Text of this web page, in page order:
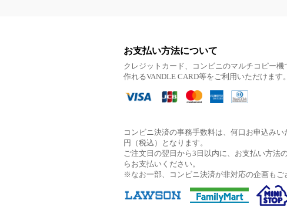
お支払い方法について
クレジットカード、コンビニのマルチコピー
作れるVANDLE CARD等をご利用いただけます。
コンビニ決済の事務手数料は、何口お申込み
円（税込）となります。
ご注文日の翌日から3日以内に、お支払い方法
らお支払いください。
※なお一部、コンビニ決済が非対応の企画もご